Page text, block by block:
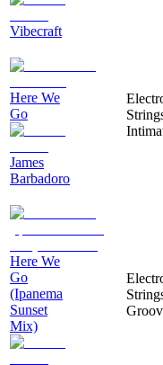
Vibecraft
Here We
Go
James
Barbadoro
Here We
Go
(Ipanema
Sunset
Mix)